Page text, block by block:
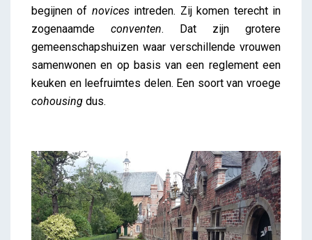
begijnen of novicesintreden. Zij komen terecht in
zogenaamde conventen. Dat zijn grotere
gemeenschapshuizen waar verschillende vrouwen
samenwonen en op basis van een reglement een
keuken en leefruimtes delen. Een soort van vroege
cohousing dus.